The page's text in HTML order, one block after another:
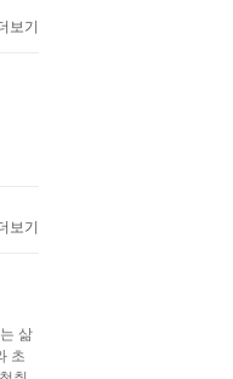
보기
보기
삶
초